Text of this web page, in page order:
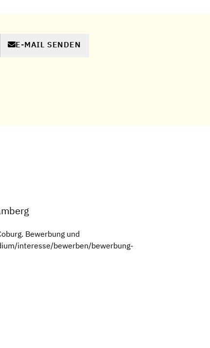
E-MAIL SENDEN
Bewerbung und
interesse/bewerben/bewerbung-